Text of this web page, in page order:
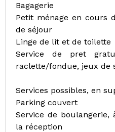
Bagagerie
Petit ménage en cours
de séjour
Linge de lit et de toilette
Service de pret
raclette/fondue, jeux de
Services possibles, en
Parking couvert
Service de
la réception